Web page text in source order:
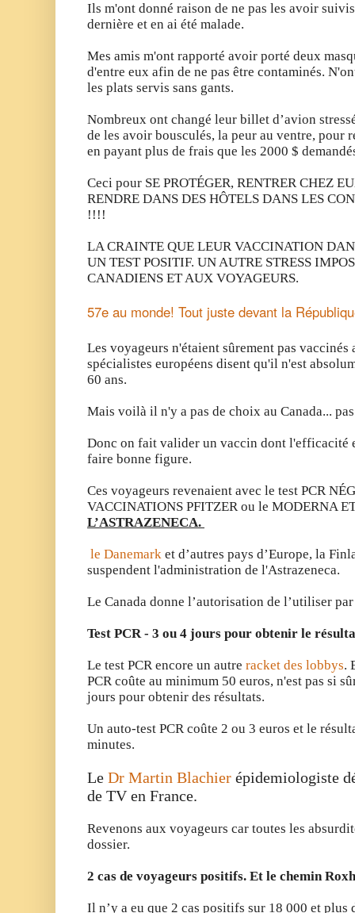
Ils m'ont donné raison de ne pas les avoir
dernière et en ai été malade.
Mes amis m'ont rapporté avoir porté deux
d'entre eux afin de ne pas être contaminés.
les plats servis sans gants.
Nombreux ont changé leur billet d’avion
de les avoir bousculés, la peur au ventre, pour
en payant plus de frais que les 2000 $
Ceci pour SE PROTÉGER, RENTRER CHEZ
RENDRE DANS DES HÔTELS DANS LES
!!!!
LA CRAINTE QUE LEUR VACCINATION
UN TEST POSITIF. UN AUTRE STRESS
CANADIENS ET AUX VOYAGEURS.
57e au monde! Tout juste devant la
Les voyageurs n'étaient sûrement pas
spécialistes européens disent qu'il n'est
60 ans.
Mais voilà il n'y a pas de choix au Canada...
Donc on fait valider un vaccin dont l'efficacité
faire bonne figure.
Ces voyageurs revenaient avec le test PCR
VACCINATIONS PFITZER ou le MODERNA
L’ASTRAZENECA.
le Danemark et d’autres pays d’Europe, la
suspendent l'administration de l'Astrazeneca.
Le Canada donne l’autorisation de l’utiliser
Test PCR - 3 ou 4 jours pour obtenir le
Le test PCR encore un autre racket des lobbys.
PCR coûte au minimum 50 euros, n'est pas si
jours pour obtenir des résultats.
Un auto-test PCR coûte 2 ou 3 euros et le
minutes.
Le Dr Martin Blachier épidemiologiste
de TV en France.
Revenons aux voyageurs car toutes les
dossier.
2 cas de voyageurs positifs. Et le chemin
Il n’y a eu que 2 cas positifs sur 18 000 et plus